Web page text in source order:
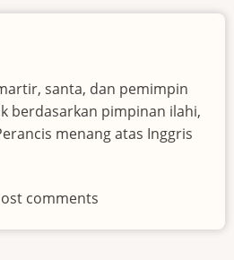
santa, dan pemimpin
berdasarkan pimpinan ilahi,
menang atas Inggris
comments